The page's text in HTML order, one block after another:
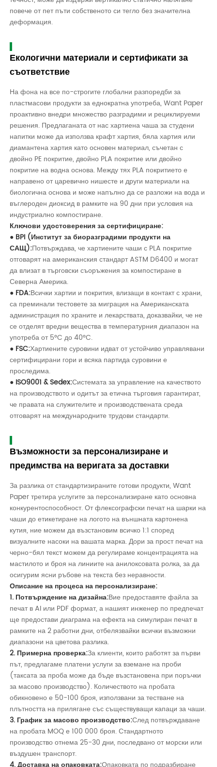
повече от пет пъти собственото си тегло без значителна
деформация.
Екологични материали и сертификати за
съответствие
На фона на все по-строгите глобални разпоредби за
пластмасови продукти за еднократна употреба, Want Paper
проактивно внедри множество разградими и рециклируеми
решения. Предлаганата от нас хартиена чаша за студени
напитки може да използва крафт хартия, бяла хартия или
диамантена хартия като основен материал, съчетан с
двойно PE покритие, двойно PLA покритие или двойно
покритие на водна основа. Между тях PLA покритието е
направено от царевично нишесте и други материали на
биологична основа и може напълно да се разложи на вода и
въглероден диоксид в рамките на 90 дни при условия на
индустриално компостиране.
Ключови удостоверения за сертифициране:
● BPI (Институт за биоразградими продукти на
САЩ):Потвърждава, че хартиените чаши с PLA покритие
отговарят на американския стандарт ASTM D6400 и могат
да влизат в търговски съоръжения за компостиране в
Северна Америка.
● FDA:Всички хартии и покрития, влизащи в контакт с храни,
са преминали тестовете за миграция на Американската
администрация по храните и лекарствата, доказвайки, че не
се отделят вредни вещества в температурния диапазон на
употреба от 5°C до 40°C.
● FSC:Хартиените суровини идват от устойчиво управлявани
сертифицирани гори и всяка партида суровини е
проследима.
● ISO9001 & Sedex:Системата за управление на качеството
на производството и одитът за етична търговия гарантират,
че правата на служителите и производствената среда
отговарят на международните трудови стандарти.
Възможности за персонализиране и
предимства на веригата за доставки
За разлика от стандартизираните готови продукти, Want
Paper третира услугите за персонализиране като основна
конкурентоспособност. От флексографски печат на шарки на
чаши до етикетиране на логото на външната картонена
кутия, ние можем да възстановим всичко 1:1 според
визуалните насоки на вашата марка. Дори за прост печат на
черно-бял текст можем да регулираме концентрацията на
мастилото и броя на линиите на анилоксовата ролка, за да
осигурим ясни ръбове на текста без неравности.
Описание на процеса на персонализиране:
1. Потвърждение на дизайна:Вие предоставяте файла за
печат в AI или PDF формат, а нашият инженер по предпечат
ще предостави диаграма на ефекта на симулиран печат в
рамките на 2 работни дни, отбелязвайки всички възможни
диапазони на цветова разлика.
2. Примерна проверка:За клиенти, които работят за първи
път, предлагаме платени услуги за вземане на проби
(таксата за проба може да бъде възстановена при поръчки
за масово производство). Количеството на пробата
обикновено е 50-100 броя, използвани за тестване на
плътността на прилягане със съществуващи капаци за чаши.
3. График за масово производство:След потвърждаване
на пробата MOQ е 100 000 броя. Стандартното
производство отнема 25-30 дни, последвано от морски или
въздушен транспорт.